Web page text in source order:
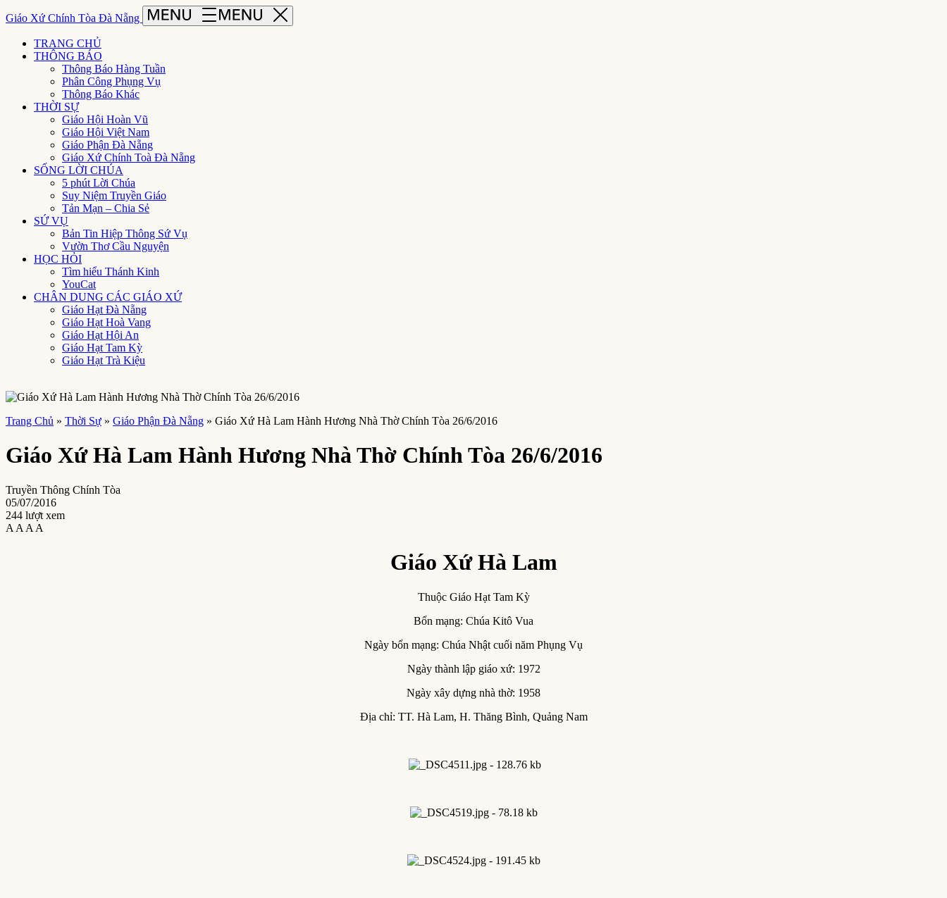
Giáo Xứ Chính Tòa Đà Nẵng
TRANG CHỦ
THÔNG BÁO
Thông Báo Hàng Tuần
Phân Công Phụng Vụ
Thông Báo Khác
THỜI SỰ
Giáo Hội Hoàn Vũ
Giáo Hội Việt Nam
Giáo Phận Đà Nẵng
Giáo Xứ Chính Toà Đà Nẵng
SỐNG LỜI CHÚA
5 phút Lời Chúa
Suy Niệm Truyền Giáo
Tản Mạn – Chia Sẻ
SỨ VỤ
Bản Tin Hiệp Thông Sứ Vụ
Vườn Thơ Cầu Nguyện
HỌC HỎI
Tìm hiểu Thánh Kinh
YouCat
CHÂN DUNG CÁC GIÁO XỨ
Giáo Hạt Đà Nẵng
Giáo Hạt Hoà Vang
Giáo Hạt Hội An
Giáo Hạt Tam Kỳ
Giáo Hạt Trà Kiệu
Trang Chủ » Thời Sự » Giáo Phận Đà Nẵng » Giáo Xứ Hà Lam Hành Hương Nhà Thờ Chính Tòa 26/6/2016
Giáo Xứ Hà Lam Hành Hương Nhà Thờ Chính Tòa 26/6/2016
Truyền Thông Chính Tòa
05/07/2016
244 lượt xem
A A A A
Giáo Xứ Hà Lam
Thuộc Giáo Hạt Tam Kỳ
Bổn mạng: Chúa Kitô Vua
Ngày bổn mạng: Chúa Nhật cuối năm Phụng Vụ
Ngày thành lập giáo xứ: 1972
Ngày xây dựng nhà thờ: 1958
Địa chỉ: TT. Hà Lam, H. Thăng Bình, Quảng Nam